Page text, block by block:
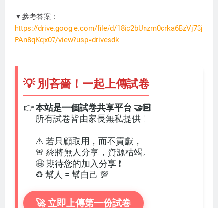
▼參考答案：
https://drive.google.com/file/d/18ic2bUnzm0crka6BzVj73j
PAn8qKqx07/view?usp=drivesdk
💡 別吝嗇！一起上傳試卷
本站是一個試卷共享平台 🤝🏻
👉
所有試卷皆由家長無私提供！
⚠️ 若只顧取用，而不貢獻，
🚨 終將無人分享，資源枯竭。
🤩 期待您的加入分享 ❗
♻️ 幫人 = 幫自己 💯
🚀 立即上傳第一份試卷